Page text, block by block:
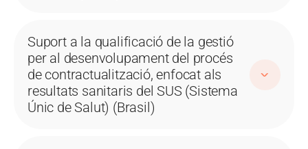
Suport a la qualificació de la gestió
per al desenvolupament del procés
de contractualització, enfocat als
resultats sanitaris del SUS (Sistema
Únic de Salut) (Brasil)